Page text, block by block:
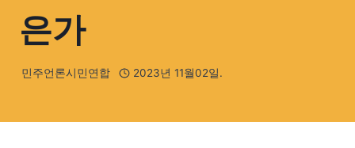
은가
민주언론시민연합 2023년 11월02일.